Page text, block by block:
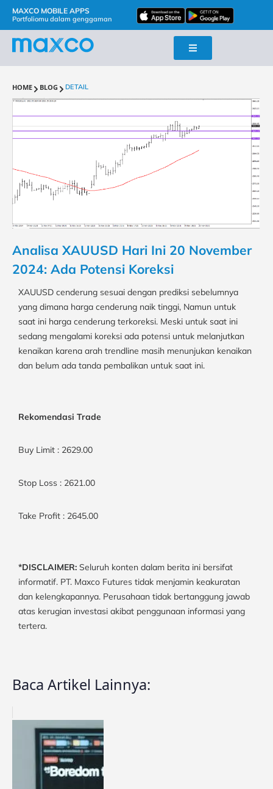
MAXCO MOBILE APPS
Portfoliomu dalam genggaman
HOME BLOG DETAIL
Analisa XAUUSD Hari Ini 20 November
2024: Ada Potensi Koreksi
XAUUSD cenderung sesuai dengan prediksi sebelumnya
yang dimana harga cenderung naik tinggi, Namun untuk
saat ini harga cenderung terkoreksi. Meski untuk saat ini
sedang mengalami koreksi ada potensi untuk melanjutkan
kenaikan karena arah trendline masih menunjukan kenaikan
dan belum ada tanda pembalikan untuk saat ini.
Rekomendasi Trade
Buy Limit : 2629.00
Stop Loss : 2621.00
Take Profit : 2645.00
*DISCLAIMER: Seluruh konten dalam berita ini bersifat
informatif. PT. Maxco Futures tidak menjamin keakuratan
dan kelengkapannya. Perusahaan tidak bertanggung jawab
atas kerugian investasi akibat penggunaan informasi yang
tertera.
Baca Artikel Lainnya: